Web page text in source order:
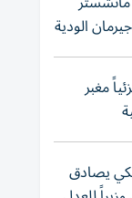
الودية
مغبر
يصادق